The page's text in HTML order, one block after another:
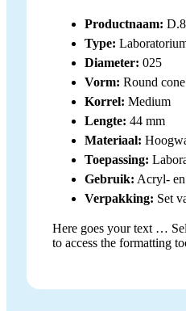
Productnaam:
Type:
Diameter: 025
Vorm: Round cone
Korrel: Medium
Lengte: 44 mm
Materiaal:
Toepassing:
Gebruik: Acryl-
Verpakking: Set
Here goes your text …
to access the formatting